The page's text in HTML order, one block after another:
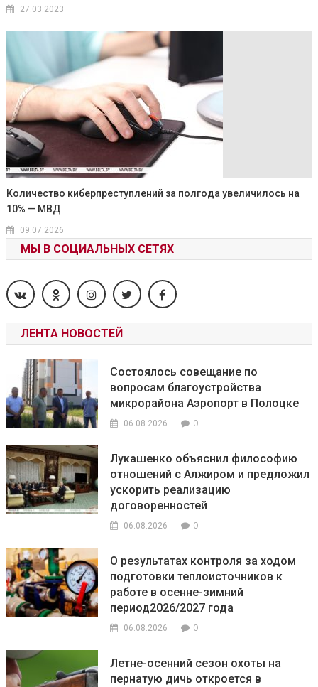
27.03.2023
Количество киберпреступлений за полгода увеличилось на
10% — МВД
09.07.2026
МЫ В СОЦИАЛЬНЫХ СЕТЯХ
ЛЕНТА НОВОСТЕЙ
Состоялось совещание по
вопросам благоустройства
микрорайона Аэропорт в Полоцке
06.08.2026 0
Лукашенко объяснил философию
отношений с Алжиром и предложил
ускорить реализацию
договоренностей
06.08.2026 0
О результатах контроля за ходом
подготовки теплоисточников к
работе в осенне-зимний
период2026/2027 года
06.08.2026 0
Летне-осенний сезон охоты на
пернатую дичь откроется в